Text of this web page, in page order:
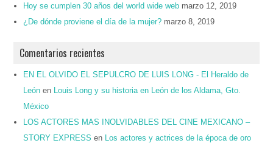
Hoy se cumplen 30 años del world wide web marzo 12, 2019
¿De dónde proviene el día de la mujer? marzo 8, 2019
Comentarios recientes
EN EL OLVIDO EL SEPULCRO DE LUIS LONG - El Heraldo de
León en
Louis Long y su historia en León de los Aldama, Gto.
México
LOS ACTORES MAS INOLVIDABLES DEL CINE MEXICANO –
STORY EXPRESS en
Los actores y actrices de la época de oro